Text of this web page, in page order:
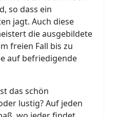
so dass ein
jagt. Auch diese
die ausgebildete
freien Fall bis zu
auf befriedigende
das schön
lustig? Auf jeden